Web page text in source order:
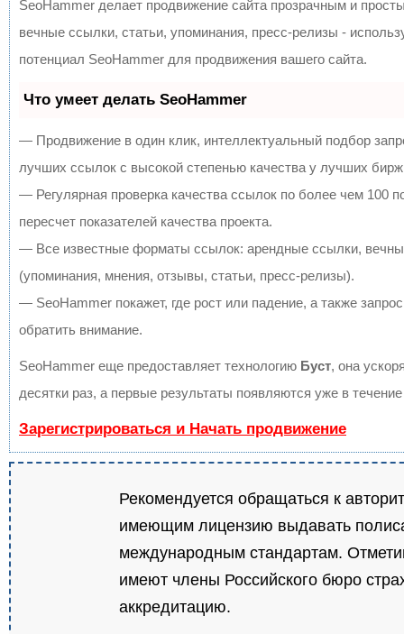
SeoHammer делает продвижение сайта прозрачным и
вечные ссылки, статьи, упоминания, пресс-релизы -
потенциал SeoHammer для продвижения вашего сайта.
Что умеет делать SeoHammer
— Продвижение в один клик, интеллектуальный подбор
лучших ссылок с высокой степенью качества у лучших
— Регулярная проверка качества ссылок по более чем 100
пересчет показателей качества проекта.
— Все известные форматы ссылок: арендные ссылки,
(упоминания, мнения, отзывы, статьи, пресс-релизы).
— SeoHammer покажет, где рост или падение, а также
обратить внимание.
SeoHammer еще предоставляет технологию Буст, она
десятки раз, а первые результаты появляются уже в
Зарегистрироваться и Начать продвижение
Рекомендуется обращаться к
имеющим лицензию выдавать
международным стандартам.
имеют члены Российского бюро
аккредитацию.